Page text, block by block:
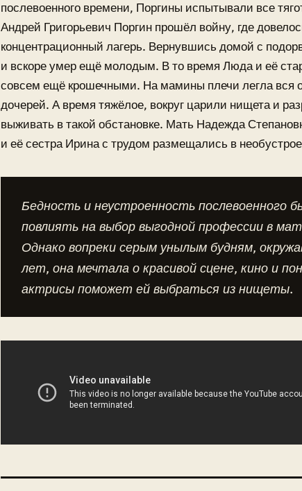
послевоенного времени, Поргины испытывали все
Андрей Григорьевич Поргин прошёл войну, где
концентрационный лагерь. Вернувшись домой с
и вскоре умер ещё молодым. В то время Люда и её
совсем ещё крошечными. На мамины плечи легла вся
дочерей. А время тяжёлое, вокруг царили нищета и
выживать в такой обстановке. Мать Надежда
и её сестра Ирина с трудом размещались в
Бедность и неустроенность послевоенного
повлиять на выбор выгодной профессии в
Однако вопреки серым унылым будням,
лет, она мечтала о красивой сцене, кино и
актрисы поможет ей выбраться из нищеты.